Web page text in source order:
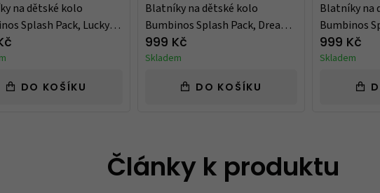
na dětské kolo
Splash Pack, Lucky
DO KOŠÍKU
Blatníky na dětské kolo
Bumbinos Splash Pack, Dream
Big
999 Kč
Skladem
DO KOŠÍKU
Blatníky na
Bumbinos
Polly
999 Kč
Skladem
Články k produktu